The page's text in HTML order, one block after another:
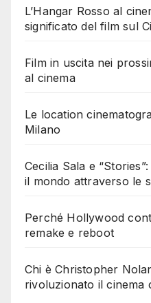
L’Hangar Rosso al
significato del film sul
Film in uscita nei
al cinema
Le location
Milano
Cecilia Sala e
il mondo attraverso le
Perché Hollywood
remake e reboot
Chi è Christopher
rivoluzionato il cinema